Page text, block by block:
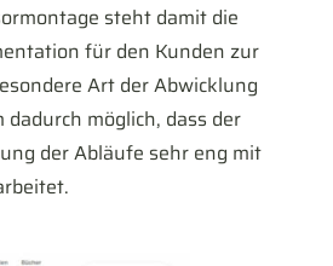
steht damit die
für den Kunden zur
Art der Abwicklung
möglich, dass der
der Abläufe sehr eng mit